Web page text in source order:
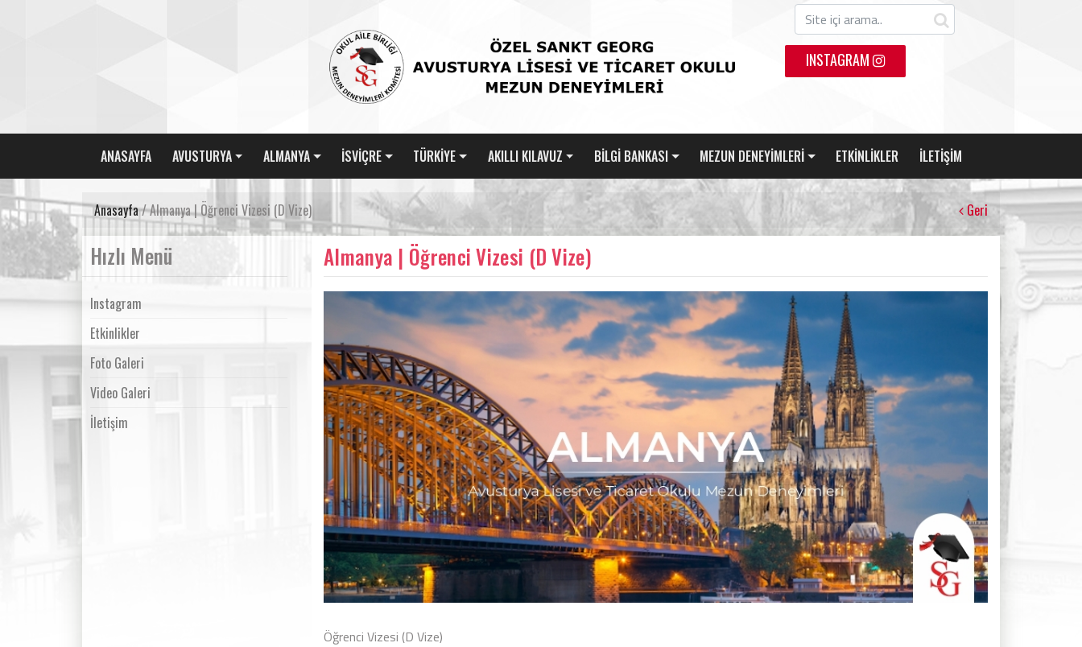
INSTAGRAM
ANASAYFA AVUSTURYA ALMANYA İSVİÇRE TÜRKİYE AKILLI KILAVUZ BİLGİ BANKASI MEZUN DENEYİMLERİ ETKİNLİKLER İLETİŞİM
Anasayfa/ Almanya | Öğrenci Vizesi (D Vize) Geri
Hızlı Menü
Instagram
Etkinlikler
Foto Galeri
Video Galeri
İletişim
Almanya | Öğrenci Vizesi (D Vize)
Öğrenci Vizesi (D Vize)